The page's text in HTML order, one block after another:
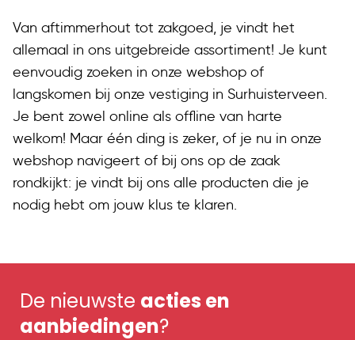
Van aftimmerhout tot zakgoed, je vindt het
allemaal in ons uitgebreide assortiment! Je kunt
eenvoudig zoeken in onze webshop of
langskomen bij onze vestiging in Surhuisterveen.
Je bent zowel online als offline van harte
welkom! Maar één ding is zeker, of je nu in onze
webshop navigeert of bij ons op de zaak
rondkijkt: je vindt bij ons alle producten die je
nodig hebt om jouw klus te klaren.
De nieuwste acties en
aanbiedingen?